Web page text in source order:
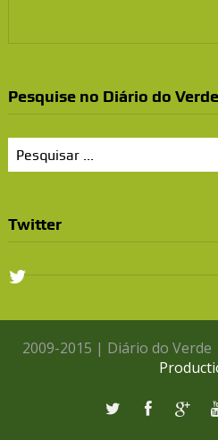
Pesquise no Diário do Verde
Twitter
2009-2015 | Diário do